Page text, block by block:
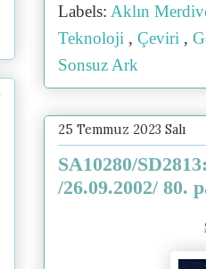
Labels: Aklın
Teknoloji , Çeviri ,
Sonsuz Ark
25 Temmuz 2023 Salı
SA10280/
/26.09.2002/ 80.